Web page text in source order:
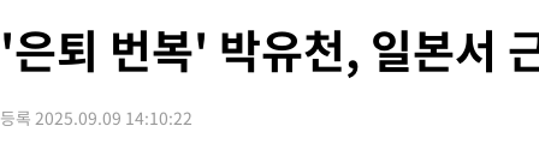
5시간 전 >여수 오동도 해상서 모터보트 전복…1명 사망·1명 실종
날씨]
7시간 전 >축구협회 "압수수색·성접대 논란 사과…쇄신의 기회로 삼겠다"
'은퇴 번복' 박유천, 일본서
등록 2025.09.09 14:10:22